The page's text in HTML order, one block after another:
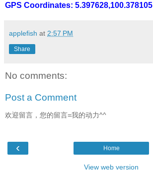
GPS Coordinates: 5.397628,100.378105
applefish at 2:57 PM
Share
No comments:
Post a Comment
欢迎留言，您的留言=我的动力^^
‹ Home
View web version